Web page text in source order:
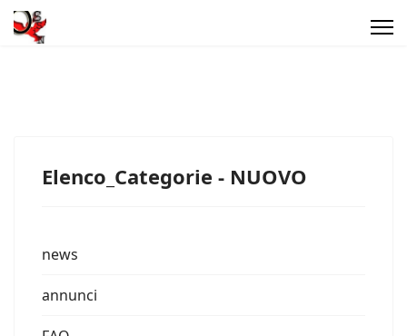
Elenco_Categorie - NUOVO
news
annunci